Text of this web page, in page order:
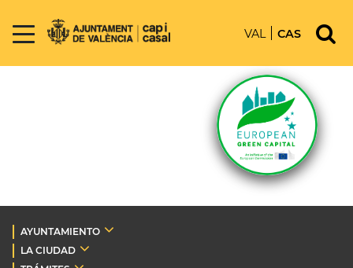
VAL CAS
AYUNTAMIENTO
LA CIUDAD